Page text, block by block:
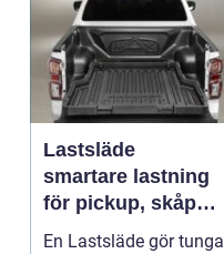
Lastsläde
smartare lastning
för pickup, skåpbil
och personbil
En Lastsläde gör tunga